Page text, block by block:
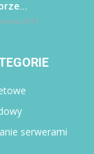
2017
serwerami